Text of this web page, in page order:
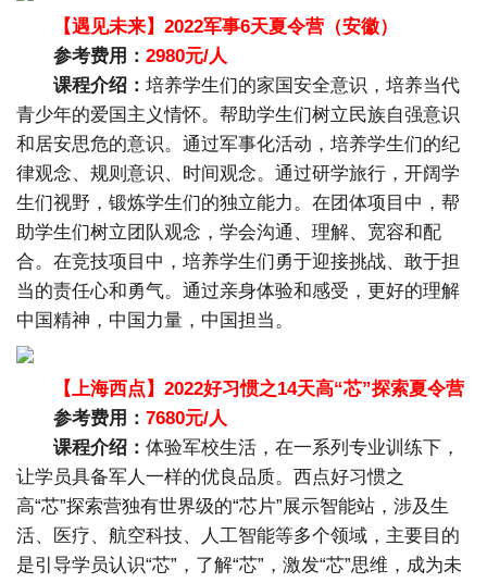
【遇见未来】2022军事6天夏令营（安徽）
参考费用： 2980元/人
课程介绍： 培养学生们的家国安全意识，培养当代
青少年的爱国主义情怀。帮助学生们树立民族自强意识
和居安思危的意识。通过军事化活动，培养学生们的纪
律观念、规则意识、时间观念。通过研学旅行，开阔学
生们视野，锻炼学生们的独立能力。在团体项目中，帮
助学生们树立团队观念，学会沟通、理解、宽容和配
合。在竞技项目中，培养学生们勇于迎接挑战、敢于担
当的责任心和勇气。通过亲身体验和感受，更好的理解
中国精神，中国力量，中国担当。
【上海西点】2022好习惯之14天高“芯”探索夏令营
参考费用： 7680元/人
课程介绍： 体验军校生活，在一系列专业训练下，
让学员具备军人一样的优良品质。西点好习惯之
高“芯”探索营独有世界级的“芯片”展示智能站，涉及生
活、医疗、航空科技、人工智能等多个领域，主要目的
是引导学员认识“芯”，了解“芯”，激发“芯”思维，成为未